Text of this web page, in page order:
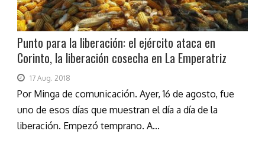
Punto para la liberación: el ejército ataca en
Corinto, la liberación cosecha en La Emperatriz
17 Aug. 2018
Por Minga de comunicación. Ayer, 16 de agosto, fue
uno de esos días que muestran el día a día de la
liberación. Empezó temprano. A...